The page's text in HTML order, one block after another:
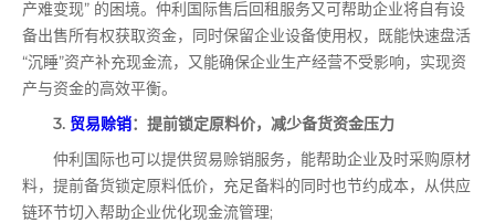
产难变现” 的困境。仲利国际售后回租服务又可帮助企业将自有设
备出售所有权获取资金，同时保留企业设备使用权，既能快速盘活
“沉睡”资产补充现金流，又能确保企业生产经营不受影响，实现资
产与资金的高效平衡。
3. 贸易赊销：提前锁定原料价，减少备货资金压力
仲利国际也可以提供贸易赊销服务，能帮助企业及时采购原材
料，提前备货锁定原料低价，充足备料的同时也节约成本，从供应
链环节切入帮助企业优化现金流管理;